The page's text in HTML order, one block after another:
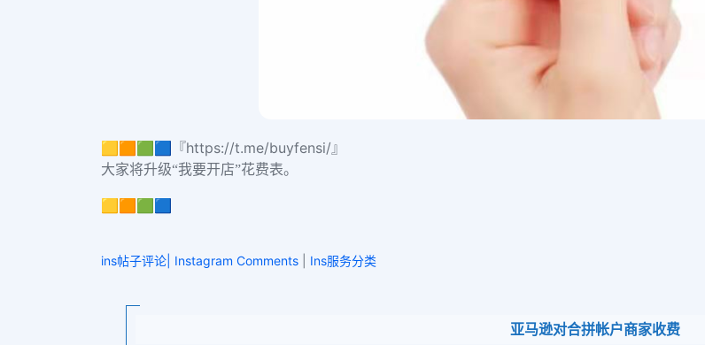
🟨🟧🟩🟦『https://t.me/buyfensi/』
大家将升级“我要开店”花费表。
🟨🟧🟩🟦
ins帖子评论| Instagram Comments Ins服务分类
亚马逊对合拼帐户商家收费